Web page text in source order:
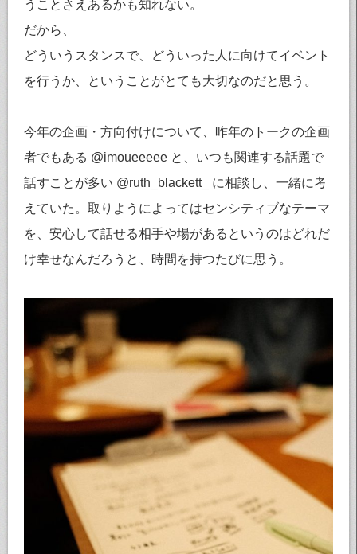
うことさえあるかも知れない。
だから、
どういうスタンスで、どういった人に向けてイベント
を行うか、ということがとても大切なのだと思う。
今年の企画・方向付けについて、昨年のトークの企画
者でもある @imoueeeee と、いつも関連する話題で
話すことが多い @ruth_blackett_ に相談し、一緒に考
えていた。取りようによってはセンシティブなテーマ
を、安心して話せる相手や場があるというのはどれだ
け幸せなんだろうと、時間を持つたびに思う。